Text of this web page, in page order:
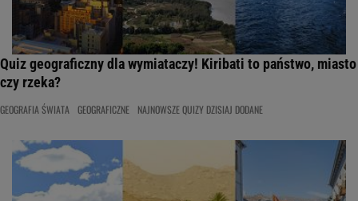
Quiz geograficzny dla wymiataczy! Kiribati to państwo, miasto
czy rzeka?
GEOGRAFIA ŚWIATA GEOGRAFICZNE NAJNOWSZE QUIZY DZISIAJ DODANE